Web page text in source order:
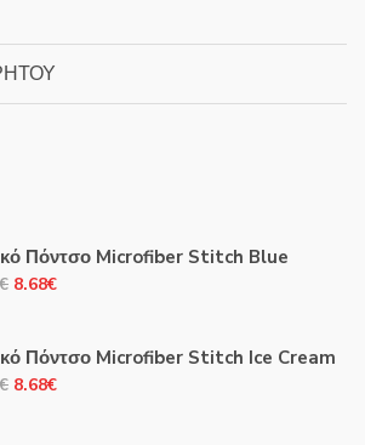
Πόντσο Microfiber Stitch Blue
€ Original
10.20€.
8.68€Η
είναι:
8.68€.
Πόντσο Microfiber Stitch Ice Cream
€ Original
8.68€Η